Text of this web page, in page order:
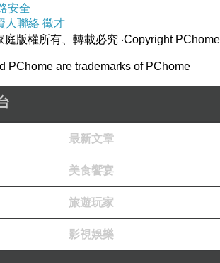
修延期 消費者求償有門
店，2014年收店約30家，換人經營共80間
安全
人聯絡 徵才
庭版權所有、轉載必究 ‧Copyright PChome
PChome are trademarks of PChome
最新文章
美食饗宴
旅遊玩家
影視娛樂